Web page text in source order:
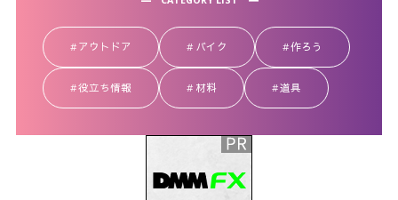
アウトドア バイク 作ろう
役立ち情報 材料 道具